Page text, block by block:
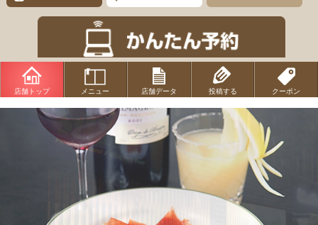
店舗トップ メニュー 店舗データ 投稿する クーポン